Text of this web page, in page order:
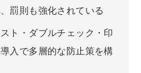
罰則も強化されている
ト・ダブルチェック・印
入で多層的な防止策を構